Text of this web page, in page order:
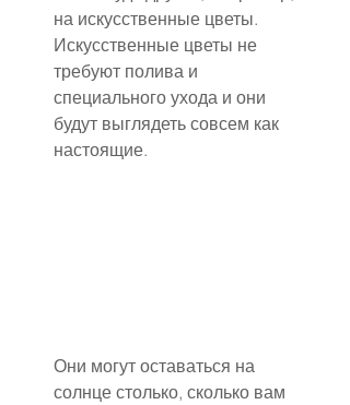
на искусственные цветы.
Искусственные цветы не
требуют полива и
специального ухода и они
будут выглядеть совсем как
настоящие.
Они могут оставаться на
солнце столько, сколько вам